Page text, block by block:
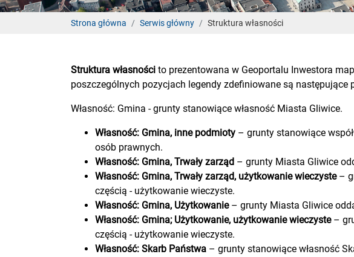
Strona główna Serwis główny Struktura własności
Struktura własności to prezentowana w Geoportalu Inwestora
poszczególnych pozycjach legendy zdefiniowane są następujące
Własność: Gmina - grunty stanowiące własność Miasta Gliwice.
Własność: Gmina, inne podmioty – grunty stanowiące
osób prawnych.
Własność: Gmina, Trwały zarząd – grunty Miasta Gliwice
Własność: Gmina, Trwały zarząd, użytkowanie wieczyste–
częścią - użytkowanie wieczyste.
Własność: Gmina, Użytkowanie– grunty Miasta Gliwice
Własność: Gmina; Użytkowanie, użytkowanie wieczyste–
częścią - użytkowanie wieczyste.
Własność: Skarb Państwa – grunty stanowiące własność